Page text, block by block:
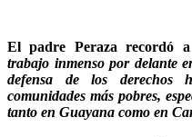
El padre Peraza recordó
trabajo inmenso por delante
defensa de los derechos
comunidades más pobres,
tanto en Guayana como en